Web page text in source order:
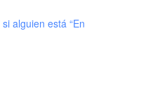
alguien está “En